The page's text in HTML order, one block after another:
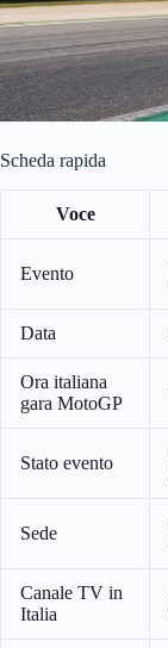
Scheda rapida
Voce
Evento
Data
Ora italiana
gara MotoGP
Stato evento
Sede
Canale TV in
Italia